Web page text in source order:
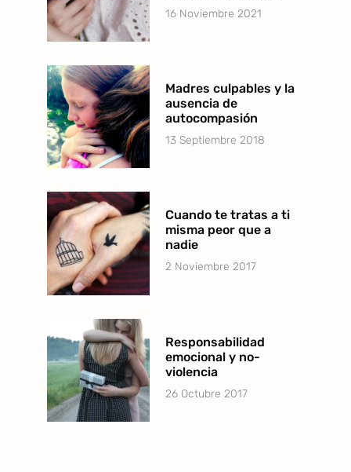
16 Noviembre 2021
Madres culpables y la
ausencia de
autocompasión
13 Septiembre 2018
Cuando te tratas a ti
misma peor que a
nadie
2 Noviembre 2017
Responsabilidad
emocional y no-
violencia
26 Octubre 2017